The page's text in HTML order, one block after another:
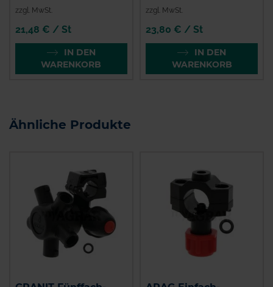
zzgl. MwSt.
21,48 € / St
IN DEN
WARENKORB
zzgl. MwSt.
23,80 € / St
IN DEN
WARENKORB
Ähnliche Produkte